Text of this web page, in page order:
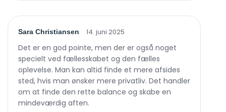
Sara Christiansen 14. juni 2025
Det er en god pointe, men der er også noget
specielt ved fællesskabet og den fælles
oplevelse. Man kan altid finde et mere afsides
sted, hvis man ønsker mere privatliv. Det handler
om at finde den rette balance og skabe en
mindeværdig aften.